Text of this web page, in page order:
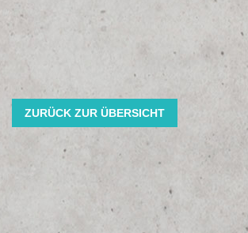
ZURÜCK ZUR ÜBERSICHT